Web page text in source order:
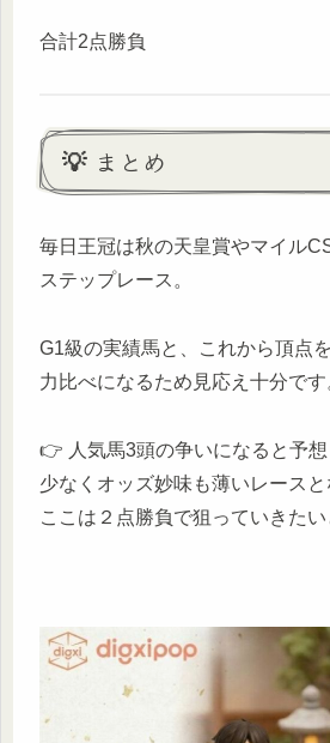
合計2点勝負
💡 まとめ
毎日王冠は秋の天皇賞やマイル
ステップレース。
G1級の実績馬と、これから頂点
力比べになるため見応え十分です
👉 人気馬3頭の争いになると予
少なくオッズ妙味も薄いレースと
ここは２点勝負で狙っていきたい